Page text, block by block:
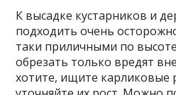
К высадке кустарников и
подходить очень
таки приличными по
обрезать только вредят
хотите, ищите карликовые